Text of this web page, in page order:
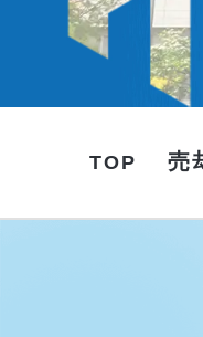
TOP 売